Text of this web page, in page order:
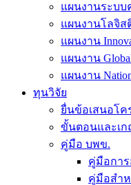
แผนงานระบ
แผนงานโลจิส
แผนงาน
แผนงาน
แผนงาน
ทุนวิจัย
ยื่นข้อเสนอโค
ขั้นตอนและเ
คู่มือ บพข.
คู่มือการ
คู่มือสำ